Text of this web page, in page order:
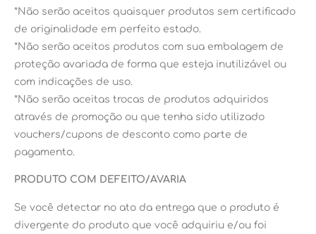
*Não serão aceitos quaisquer produtos sem certificado
de originalidade em perfeito estado.
*Não serão aceitos produtos com sua embalagem de
proteção avariada de forma que esteja inutilizável ou
com indicações de uso.
*Não serão aceitas trocas de produtos adquiridos
através de promoção ou que tenha sido utilizado
vouchers/cupons de desconto como parte de
pagamento.
PRODUTO COM DEFEITO/AVARIA
Se você detectar no ato da entrega que o produto é
divergente do produto que você adquiriu e/ou foi